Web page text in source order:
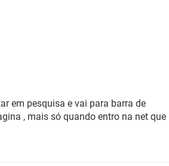
em pesquisa e vai para barra de
, mais só quando entro na net que